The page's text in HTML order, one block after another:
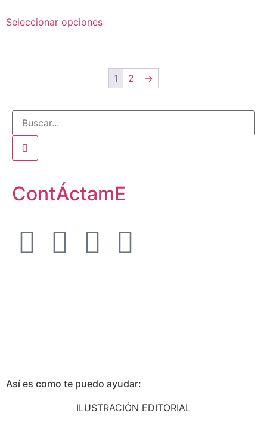
Seleccionar opciones
1 2 →
ContÁctamE
Así es como te puedo ayudar:
ILUSTRACIÓN EDITORIAL